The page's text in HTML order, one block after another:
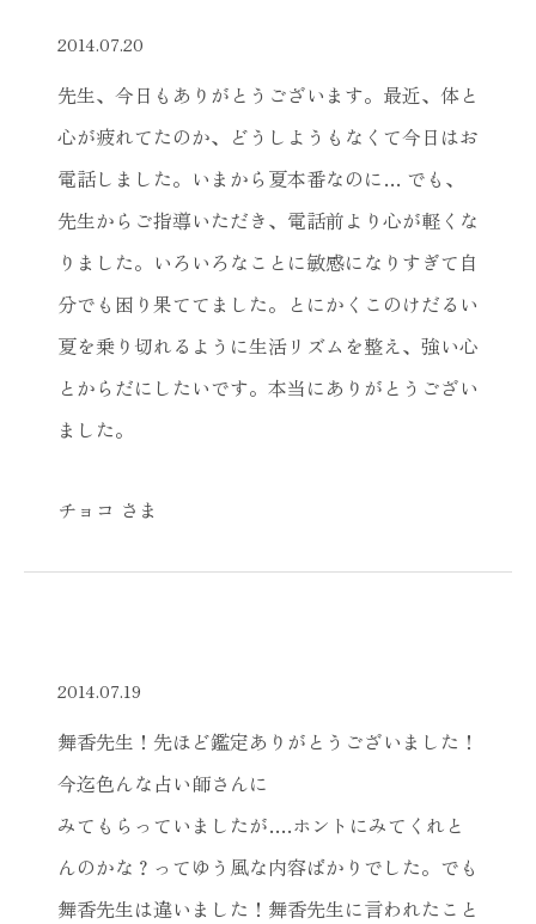
2014.07.20
先生、今日もありがとうございます。最近、体と
心が疲れてたのか、どうしようもなくて今日はお
電話しました。いまから夏本番なのに… でも、
先生からご指導いただき、電話前より心が軽くな
りました。いろいろなことに敏感になりすぎて自
分でも困り果ててました。とにかくこのけだるい
夏を乗り切れるように生活リズムを整え、強い心
とからだにしたいです。本当にありがとうござい
ました。
チョコ さま
2014.07.19
舞香先生！先ほど鑑定ありがとうございました！
今迄色んな占い師さんに
みてもらっていましたが….ホントにみてくれと
んのかな？ってゆう風な内容ばかりでした。でも
舞香先生は違いました！舞香先生に言われたこと